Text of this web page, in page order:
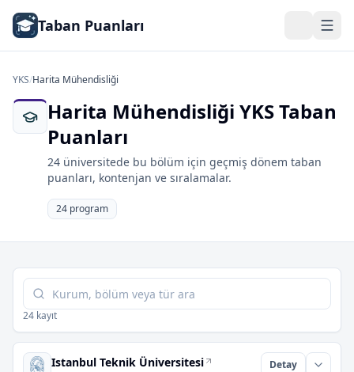
Taban Puanları
YKS/Harita Mühendisliği
Harita Mühendisliği YKS Taban
Puanları
24 üniversitede bu bölüm için geçmiş dönem taban
puanları, kontenjan ve sıralamalar.
24 program
Tabloda ara
24 kayıt
Istanbul Teknik Üniversitesi Detay